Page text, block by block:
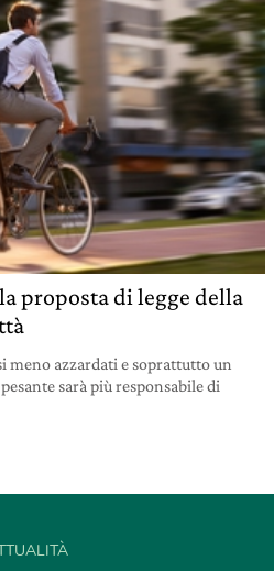
proposta di legge della
meno azzardati e soprattutto un
sarà più responsabile di